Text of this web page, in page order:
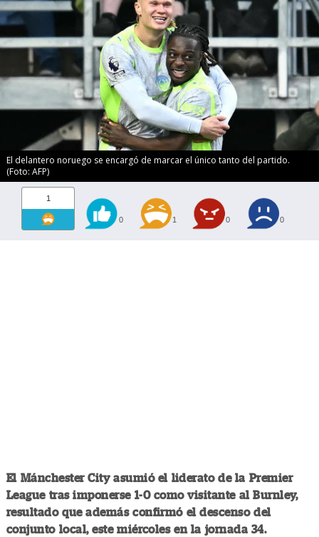
El delantero noruego se encargó de marcar el único tanto del partido.
(Foto: AFP)
1
0 1 0 0
El Mánchester City asumió el liderato de la Premier
League tras imponerse 1-0 como visitante al Burnley,
resultado que además confirmó el descenso del
conjunto local, este miércoles en la jornada 34.